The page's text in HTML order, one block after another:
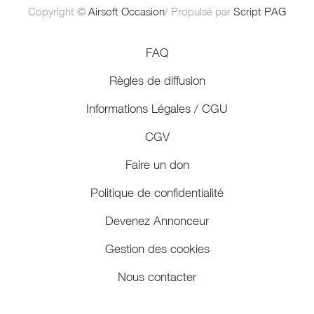
Copyright © Airsoft Occasion/ Propulsé par Script PAG
FAQ
Règles de diffusion
Informations Légales / CGU
CGV
Faire un don
Politique de confidentialité
Devenez Annonceur
Gestion des cookies
Nous contacter